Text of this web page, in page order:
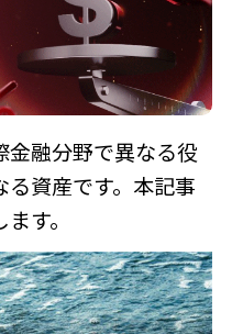
金融分野で異なる役
資産です。本記事
す。